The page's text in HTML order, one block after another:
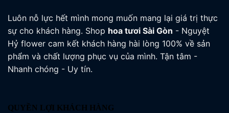
Luôn nỗ lực hết mình mong muốn mang lại giá trị thực
sự cho khách hàng. Shop hoa tươi Sài Gòn - Nguyệt
Hỷ flower cam kết khách hàng hài lòng 100% về sản
phẩm và chất lượng phục vụ của mình. Tận tâm -
Nhanh chóng - Uy tín.
QUYỀN LỢI KHÁCH HÀNG